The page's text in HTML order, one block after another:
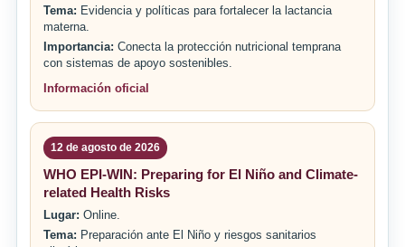
Tema: Evidencia y políticas para fortalecer la lactancia
materna.
Importancia: Conecta la protección nutricional temprana
con sistemas de apoyo sostenibles.
Información oficial
12 de agosto de 2026
WHO EPI-WIN: Preparing for El Niño and Climate-
related Health Risks
Lugar: Online.
Tema: Preparación ante El Niño y riesgos sanitarios